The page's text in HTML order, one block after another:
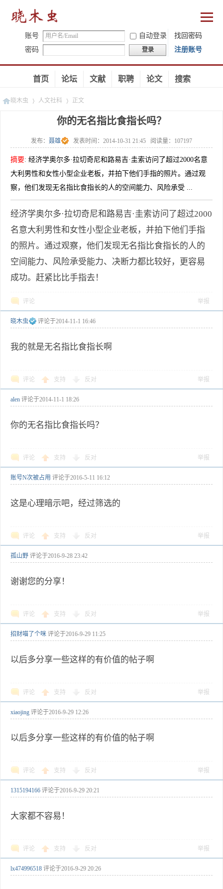
账号 自动登录
找回密码
密码
登录 注册账号
首页 论坛 文献 职聘 论文 搜索
晓木虫
»
人文社科
»
正文
你的无名指比食指长吗？
发布： 聂雄 发表时间： 2014-10-31 21:45 阅读量： 107197
摘要: 经济学奥尔多·拉切奇尼和路易吉·圭索访问了超过2000名意
大利男性和女性小型企业老板，并拍下他们手指的照片。通过观
察，他们发现无名指比食指长的人的空间能力、风险承受 ...
经济学奥尔多·拉切奇尼和路易吉·圭索访问了超过2000
名意大利男性和女性小型企业老板，并拍下他们手指
的照片。通过观察，他们发现无名指比食指长的人的
空间能力、风险承受能力、决断力都比较好，更容易
成功。赶紧比比手指去！
评论 举报
晓木虫 评论于2014-11-1 16:46
我的就是无名指比食指长啊
评论 支持 反对 举报
alen 评论于2014-11-1 18:26
你的无名指比食指长吗？
评论 支持 反对 举报
账号N次被占用 评论于2016-5-11 16:12
这是心理暗示吧，经过筛选的
评论 支持 反对 举报
孤山野 评论于2016-9-28 23:42
谢谢您的分享！
评论 支持 反对 举报
招财喵了个咪 评论于2016-9-29 11:25
以后多分享一些这样的有价值的帖子啊
评论 支持 反对 举报
xiaojing 评论于2016-9-29 12:26
以后多分享一些这样的有价值的帖子啊
评论 支持 反对 举报
1315194166 评论于2016-9-29 20:21
大家都不容易！
评论 支持 反对 举报
lx474996518 评论于2016-9-29 20:26